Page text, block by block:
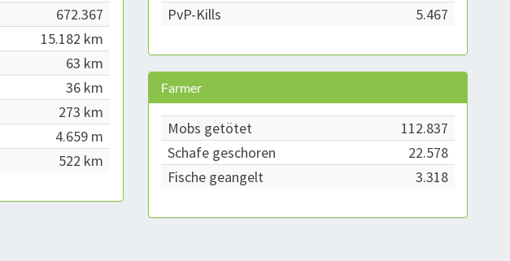
672.367
15.182 km
63 km
36 km
273 km
4.659 m
522 km
PvP-Kills
5.467
Farmer
Mobs getötet
112.837
Schafe geschoren
22.578
Fische geangelt
3.318